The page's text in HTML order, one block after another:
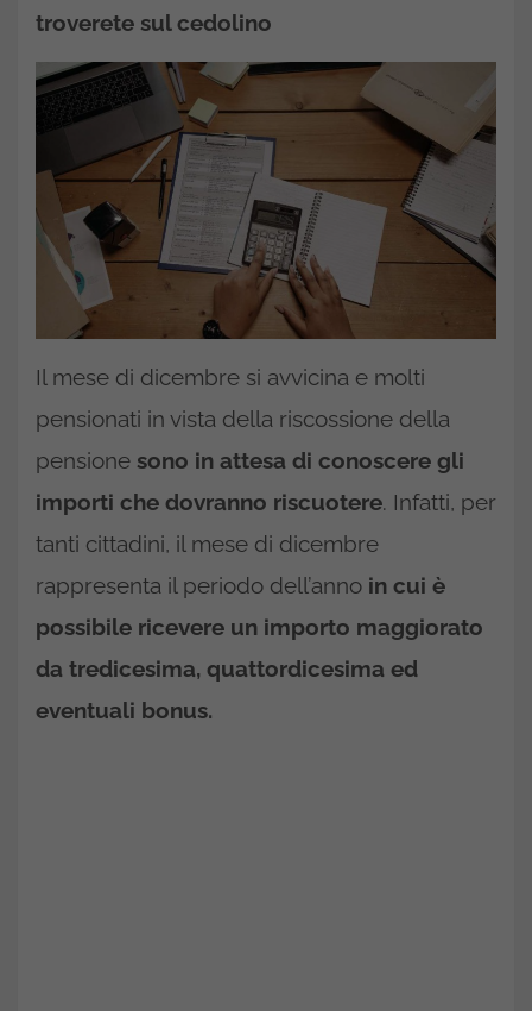
troverete sul cedolino
Il mese di dicembre si avvicina e molti
pensionati in vista della riscossione della
pensione sono in attesa di conoscere gli
importi che dovranno riscuotere. Infatti, per
tanti cittadini, il mese di dicembre
rappresenta il periodo dell’anno in cui è
possibile ricevere un importo maggiorato
da tredicesima, quattordicesima ed
eventuali bonus.